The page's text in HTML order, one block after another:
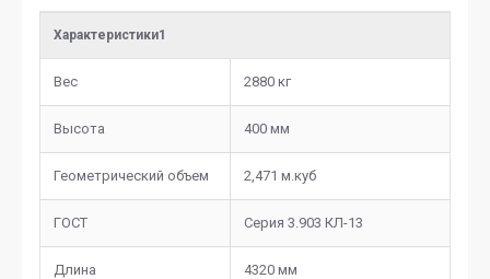
Характеристики1
Вес 2880 кг
Высота 400 мм
Геометрический объем 2,471 м.куб
ГОСТ Серия 3.903 КЛ-13
Длина 4320 мм